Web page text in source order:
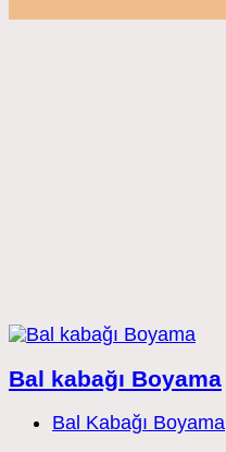
Bal kabağı Boyama
Post
Bal Kabağı Boyama